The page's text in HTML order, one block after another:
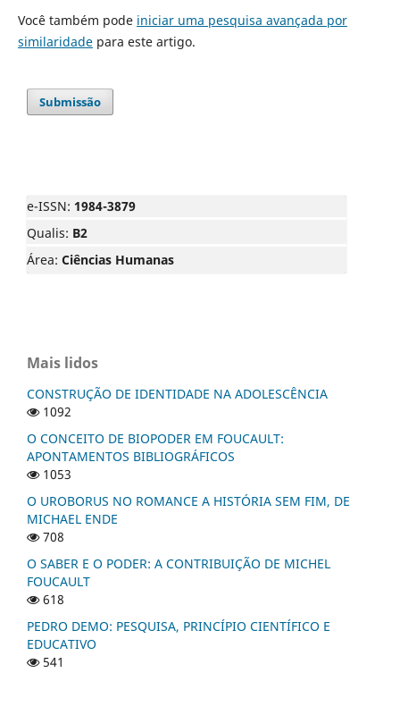
Você também pode iniciar uma pesquisa avançada por
similaridadepara este artigo.
Submissão
e-ISSN: 1984-3879
Qualis: B2
Área: Ciências Humanas
Mais lidos
CONSTRUÇÃO DE IDENTIDADE NA ADOLESCÊNCIA
1092
O CONCEITO DE BIOPODER EM FOUCAULT:
APONTAMENTOS BIBLIOGRÁFICOS
1053
O UROBORUS NO ROMANCE A HISTÓRIA SEM FIM, DE
MICHAEL ENDE
708
O SABER E O PODER: A CONTRIBUIÇÃO DE MICHEL
FOUCAULT
618
PEDRO DEMO: PESQUISA, PRINCÍPIO CIENTÍFICO E
EDUCATIVO
541